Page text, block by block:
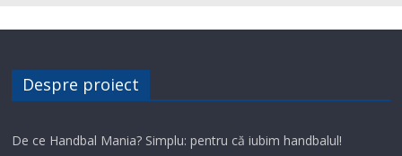
y
Despre proiect
De ce Handbal Mania? Simplu: pentru că iubim handbalul!